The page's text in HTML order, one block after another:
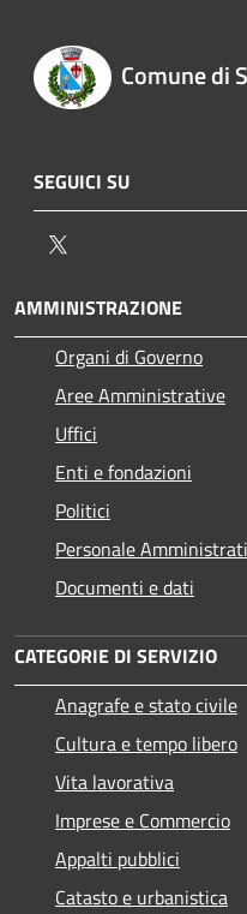
Comune di
SEGUICI SU
AMMINISTRAZIONE
Organi di Governo
Aree Amministrative
Uffici
Enti e fondazioni
Politici
Personale
Documenti e dati
CATEGORIE DI SERVIZIO
Anagrafe e stato civile
Cultura e tempo libero
Vita lavorativa
Imprese e Commercio
Appalti pubblici
Catasto e urbanistica